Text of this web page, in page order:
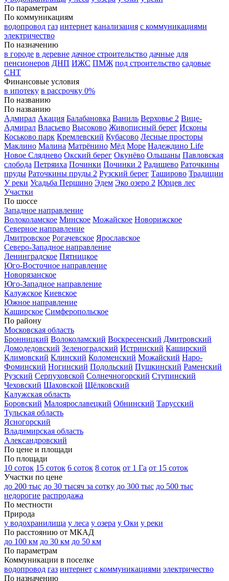
По параметрам
По коммуникациям
водопровод газ интернет канализация с коммуникациями
электричество
По назначению
в городе в деревне дачное строительство дачные для
пенсионеров ДНП ИЖС ПМЖ под строительство садовые
СНТ
Финансовые условия
в ипотеку в рассрочку 0%
По названию
По названию
Адмирал Акация Балабановка Ваниль Верховье 2 Вице-
Адмирал Власьево Высоково Живописный берег Исконы
Коськово парк Кремлевский Кубасово Лесные просторы
Маклино Малина Матрёнино Мёд Море Надеждино Life
Новое Сляднево Окский берег Окунёво Ольшаны Павловская
слобода Петряиха Починки Починки 2 Радищево Раточкины
пруды Раточкины пруды 2 Рузский берег Таширово Традиции
У реки Усадьба Першино Эдем Эко озеро 2 Юрцев лес
Участки
По шоссе
Западное направление
Волоколамское Минское Можайское Новорижское
Северное направление
Дмитровское Рогачевское Ярославское
Северо-Западное направление
Ленинградское Пятницкое
Юго-Восточное направление
Новорязанское
Юго-Западное направление
Калужское Киевское
Южное направление
Каширское Симферопольское
По району
Московская область
Бронницкий Волоколамский Воскресенский Дмитровский
Домодедовский Зеленоградский Истринский Каширский
Климовский Клинский Коломенский Можайский Наро-
Фоминский Ногинский Подольский Пушкинский Раменский
Рузский Серпуховской Солнечногорский Ступинский
Чеховский Шаховской Щёлковский
Калужская область
Боровский Малоярославецкий Обнинский Тарусский
Тульская область
Ясногорский
Владимирская область
Александровский
По цене и площади
По площади
10 соток 15 соток 6 соток 8 соток от 1 Га от 15 соток
Участки по цене
до 200 тыс до 30 тысяч за сотку до 300 тыс до 500 тыс
недорогие распродажа
По местности
Природа
у водохранилища у леса у озера у Оки у реки
По расстоянию от МКАД
до 100 км до 30 км до 50 км
По параметрам
Коммуникации в поселке
водопровод газ интернет с коммуникациями электричество
По назначению